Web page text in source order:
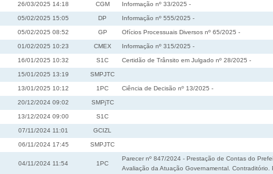
26/03/2025 14:18 CGM Informação nº 33/2025 -
05/02/2025 15:05 DP Informação nº 555/2025 -
05/02/2025 08:52 GP Ofícios Processuais Diversos nº 65/2025 -
01/02/2025 10:23 CMEX Informação nº 315/2025 -
16/01/2025 10:32 S1C Certidão de Trânsito em Julgado nº 28/2025 -
15/01/2025 13:19 SMPJTC
13/01/2025 10:12 1PC Ciência de Decisão nº 13/2025 -
20/12/2024 09:02 SMPjTC
13/12/2024 09:00 S1C
07/11/2024 11:01 GCIZL
06/11/2024 17:45 SMPJTC
04/11/2024 11:54 1PC
Parecer nº 847/2024 - Prestação de Contas do
Avaliação da Atuação Governamental. Contraditório.